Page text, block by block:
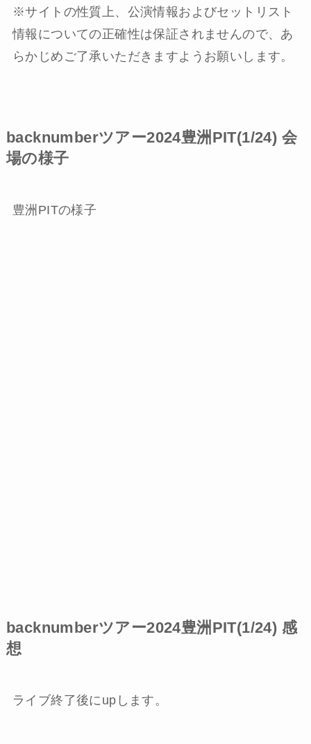
※サイトの性質上、公演情報およびセットリスト
情報についての正確性は保証されませんので、あ
らかじめご了承いただきますようお願いします。
backnumberツアー2024豊洲PIT(1/24) 会
場の様子
豊洲PITの様子
backnumberツアー2024豊洲PIT(1/24) 感
想
ライブ終了後にupします。